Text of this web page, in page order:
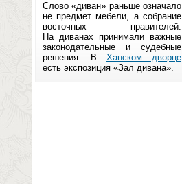
Слово «диван» раньше означало
не предмет мебели, а собрание
восточных правителей.
На диванах принимали важные
законодательные и судебные
решения. В Ханском дворце
есть экспозиция «Зал дивана».